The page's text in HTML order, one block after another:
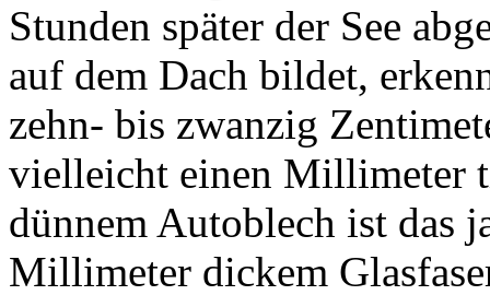
zehn- bis zwanzig
vielleicht einen Millimeter
dünnem Autoblech ist das
Millimeter dickem
überrascht!